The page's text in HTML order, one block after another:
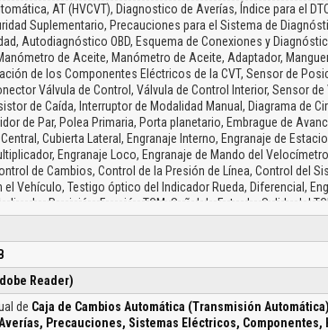
AT (HVCVT), Diagnostico de Averías, Índice para el
Suplementario, Precauciones para el Sistema de
Autodiagnóstico OBD, Esquema de Conexiones y
de Aceite, Manómetro de Aceite, Adaptador,
de los Componentes Eléctricos de la CVT, Sensor de
Válvula de Control, Válvula de Control Interior, Sensor
de Caída, Interruptor de Modalidad Manual, Diagrama de
de Par, Polea Primaria, Porta planetario, Embrague de
Cubierta Lateral, Engranaje Interno, Engranaje de
Engranaje Loco, Engranaje de Mando del
de Cambios, Control de la Presión de Línea, Control del
el Vehículo, Testigo óptico del Indicador Rueda, Diferencial,
Posición, Función TCM, Señal de Entrada, Salida del
de la Mariposa, Interruptor de Posición de la Mariposa
de la CVT, Unidad de Control del Indicador, Descripción
OBD para el Sistema CVT, Códigos de Avería del OBD (DTC),
Autodiagnóstico, Modalidad de Prueba de Resultados de
Nivel Freno Motor, Válvula Solenoide de la Presión de
Sensor de Temperatura de Fluido del CVT, Función de
Hoja de Trabajo para Diagnóstico, Hoja de Trabajo
Reader)
de Caja de Cambios Automática (Transmisión
Precauciones, Sistemas Eléctricos,